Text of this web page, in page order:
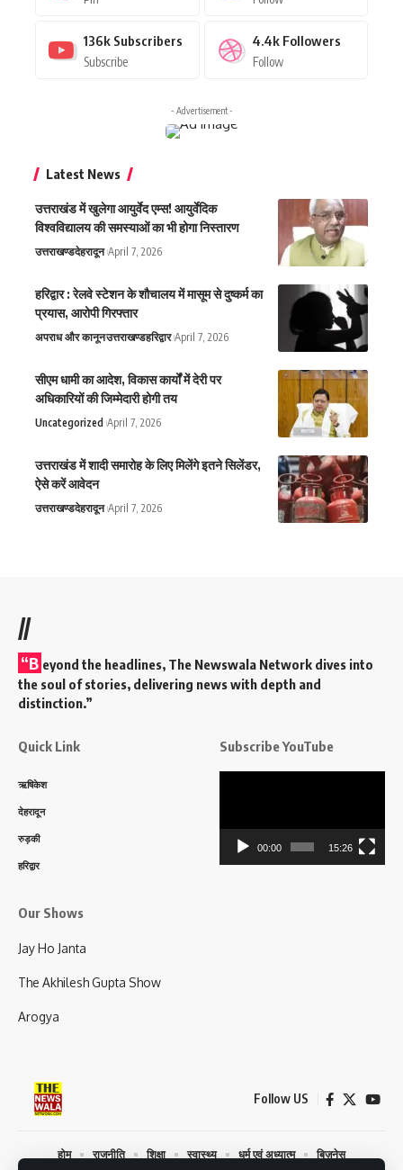
136k Subscribers
Subscribe
4.4k Followers
Follow
- Advertisement -
Latest News
उत्तराखंड में खुलेगा आयुर्वेद एम्स! आयुर्वेदिक
विश्वविद्यालय की समस्याओं का भी होगा निस्तारण
उत्तराखण्डदेहरादून April 7, 2026
हरिद्वार : रेलवे स्टेशन के शौचालय में मासूम से दुष्कर्म का
प्रयास, आरोपी गिरफ्तार
अपराध और कानूनउत्तराखण्डहरिद्वार April 7, 2026
सीएम धामी का आदेश, विकास कार्यों में देरी पर
अधिकारियों की जिम्मेदारी होगी तय
Uncategorized April 7, 2026
उत्तराखंड में शादी समारोह के लिए मिलेंगे इतने सिलेंडर,
ऐसे करें आवेदन
उत्तराखण्डदेहरादून April 7, 2026
//
“B eyond the headlines, The Newswala Network dives into
the soul of stories, delivering news with depth and
distinction.”
Quick Link
ऋषिकेश
देहरादून
रुड़की
हरिद्वार
Subscribe YouTube
00:00 15:26
Our Shows
Jay Ho Janta
The Akhilesh Gupta Show
Arogya
Follow US
होम राजनीति शिक्षा स्वास्थ्य धर्म एवं अध्यात्म बिज़नेस